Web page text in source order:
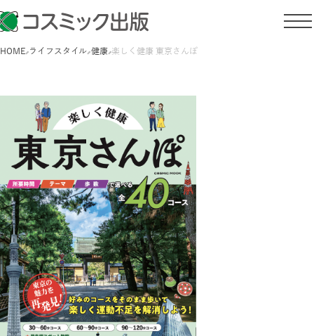
HOME ライフスタイル 健康 楽しく健康 東京さんぽ